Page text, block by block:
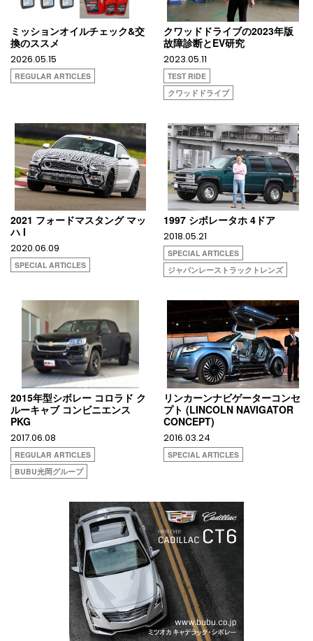
ミッションオイルチェック&交
換のススメ
2026.05.15
REGULAR ARTICLES
クワッドドライブの2023年版
故障診断とEV研究
2023.05.11
TEST RIDE
クワッドドライブ
2021 フォードマスタング マッ
ハ I
2020.06.09
SPECIAL ARTICLES
1997 シボレータホ 4ドア
2018.05.21
SPECIAL ARTICLES
ジャパンレーストラックトレンズ
2015年型シボレー コロラド ク
ルーキャブ コンビニエンス
PKG
2017.06.08
REGULAR ARTICLES
BUBU光岡グループ
リンカーンナビゲーターコンセ
プト (LINCOLN NAVIGATOR
CONCEPT)
2016.03.24
SPECIAL ARTICLES